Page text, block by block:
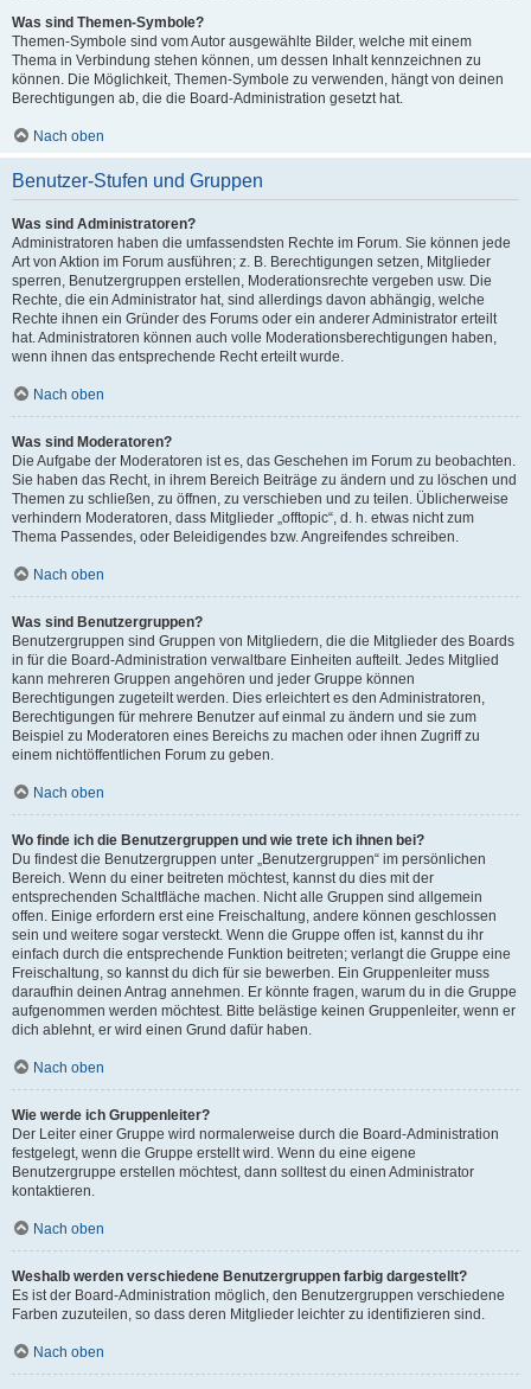
Was sind Themen-Symbole?
Themen-Symbole sind vom Autor ausgewählte Bilder, welche mit einem
Thema in Verbindung stehen können, um dessen Inhalt kennzeichnen zu
können. Die Möglichkeit, Themen-Symbole zu verwenden, hängt von deinen
Berechtigungen ab, die die Board-Administration gesetzt hat.
Nach oben
Benutzer-Stufen und Gruppen
Was sind Administratoren?
Administratoren haben die umfassendsten Rechte im Forum. Sie können jede
Art von Aktion im Forum ausführen; z. B. Berechtigungen setzen, Mitglieder
sperren, Benutzergruppen erstellen, Moderationsrechte vergeben usw. Die
Rechte, die ein Administrator hat, sind allerdings davon abhängig, welche
Rechte ihnen ein Gründer des Forums oder ein anderer Administrator erteilt
hat. Administratoren können auch volle Moderationsberechtigungen haben,
wenn ihnen das entsprechende Recht erteilt wurde.
Nach oben
Was sind Moderatoren?
Die Aufgabe der Moderatoren ist es, das Geschehen im Forum zu beobachten.
Sie haben das Recht, in ihrem Bereich Beiträge zu ändern und zu löschen und
Themen zu schließen, zu öffnen, zu verschieben und zu teilen. Üblicherweise
verhindern Moderatoren, dass Mitglieder „offtopic“, d. h. etwas nicht zum
Thema Passendes, oder Beleidigendes bzw. Angreifendes schreiben.
Nach oben
Was sind Benutzergruppen?
Benutzergruppen sind Gruppen von Mitgliedern, die die Mitglieder des Boards
in für die Board-Administration verwaltbare Einheiten aufteilt. Jedes Mitglied
kann mehreren Gruppen angehören und jeder Gruppe können
Berechtigungen zugeteilt werden. Dies erleichtert es den Administratoren,
Berechtigungen für mehrere Benutzer auf einmal zu ändern und sie zum
Beispiel zu Moderatoren eines Bereichs zu machen oder ihnen Zugriff zu
einem nichtöffentlichen Forum zu geben.
Nach oben
Wo finde ich die Benutzergruppen und wie trete ich ihnen bei?
Du findest die Benutzergruppen unter „Benutzergruppen“ im persönlichen
Bereich. Wenn du einer beitreten möchtest, kannst du dies mit der
entsprechenden Schaltfläche machen. Nicht alle Gruppen sind allgemein
offen. Einige erfordern erst eine Freischaltung, andere können geschlossen
sein und weitere sogar versteckt. Wenn die Gruppe offen ist, kannst du ihr
einfach durch die entsprechende Funktion beitreten; verlangt die Gruppe eine
Freischaltung, so kannst du dich für sie bewerben. Ein Gruppenleiter muss
daraufhin deinen Antrag annehmen. Er könnte fragen, warum du in die Gruppe
aufgenommen werden möchtest. Bitte belästige keinen Gruppenleiter, wenn er
dich ablehnt, er wird einen Grund dafür haben.
Nach oben
Wie werde ich Gruppenleiter?
Der Leiter einer Gruppe wird normalerweise durch die Board-Administration
festgelegt, wenn die Gruppe erstellt wird. Wenn du eine eigene
Benutzergruppe erstellen möchtest, dann solltest du einen Administrator
kontaktieren.
Nach oben
Weshalb werden verschiedene Benutzergruppen farbig dargestellt?
Es ist der Board-Administration möglich, den Benutzergruppen verschiedene
Farben zuzuteilen, so dass deren Mitglieder leichter zu identifizieren sind.
Nach oben